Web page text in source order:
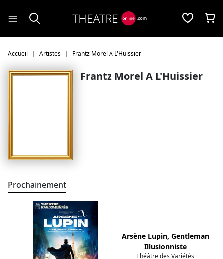
Accueil Artistes Frantz Morel A L'Huissier
Frantz Morel A L'Huissier
Prochainement
Arsène Lupin, Gentleman
Illusionniste
Théâtre des Variétés